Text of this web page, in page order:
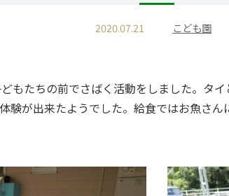
2020.07.21 こども園
もたちの前でさばく活動をしました。タ
験が出来たようでした。給食ではお魚さ